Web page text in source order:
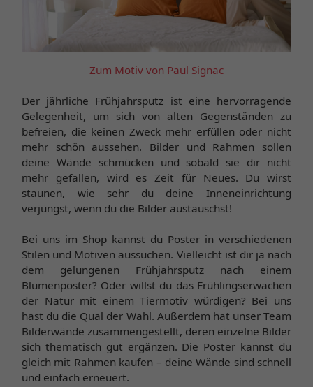
Zum Motiv von Paul Signac
Der jährliche Frühjahrsputz ist eine hervorragende
Gelegenheit, um sich von alten Gegenständen zu
befreien, die keinen Zweck mehr erfüllen oder nicht
mehr schön aussehen. Bilder und Rahmen sollen
deine Wände schmücken und sobald sie dir nicht
mehr gefallen, wird es Zeit für Neues. Du wirst
staunen, wie sehr du deine Inneneinrichtung
verjüngst, wenn du die Bilder austauschst!
Bei uns im Shop kannst du Poster in verschiedenen
Stilen und Motiven aussuchen. Vielleicht ist dir ja nach
dem gelungenen Frühjahrsputz nach einem
Blumenposter? Oder willst du das Frühlingserwachen
der Natur mit einem Tiermotiv würdigen? Bei uns
hast du die Qual der Wahl. Außerdem hat unser Team
Bilderwände zusammengestellt, deren einzelne Bilder
sich thematisch gut ergänzen. Die Poster kannst du
gleich mit Rahmen kaufen – deine Wände sind schnell
und einfach erneuert.